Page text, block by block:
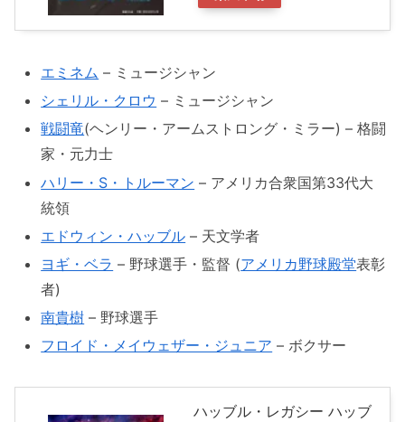
エミネム – ミュージシャン
シェリル・クロウ – ミュージシャン
戦闘竜(ヘンリー・アームストロング・ミラー) – 格闘
家・元力士
ハリー・S・トルーマン – アメリカ合衆国第33代大
統領
エドウィン・ハッブル – 天文学者
ヨギ・ベラ – 野球選手・監督 (アメリカ野球殿堂表彰
者)
南貴樹 – 野球選手
フロイド・メイウェザー・ジュニア – ボクサー
ハッブル・レガシー ハッブ